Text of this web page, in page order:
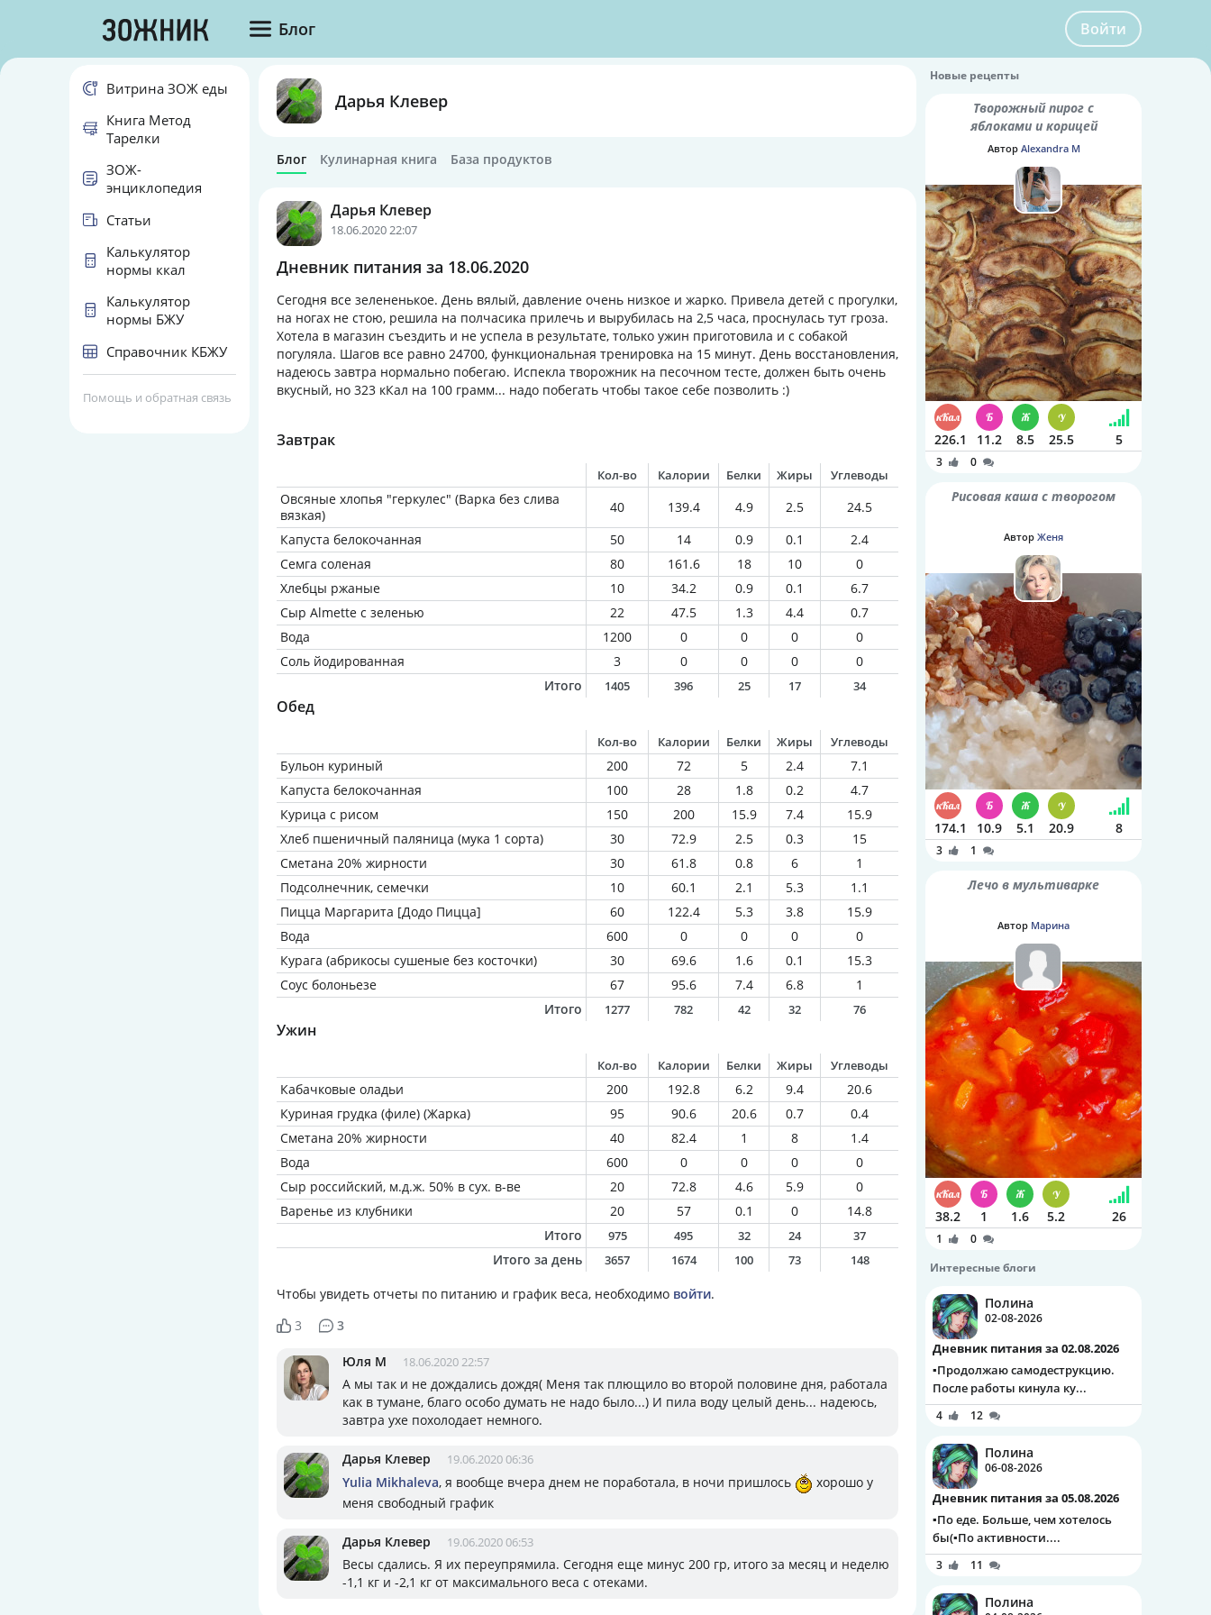
Блог Войти
Дарья Клевер
Блог Кулинарная книга База продуктов
Дарья Клевер
18.06.2020 22:07
Дневник питания за 18.06.2020
Сегодня все зелененькое. День вялый, давление очень низкое и жарко. Привела детей с прогулки,
на ногах не стою, решила на полчасика прилечь и вырубилась на 2,5 часа, проснулась тут гроза.
Хотела в магазин съездить и не успела в результате, только ужин приготовила и с собакой
погуляла. Шагов все равно 24700, функциональная тренировка на 15 минут. День восстановления,
надеюсь завтра нормально побегаю. Испекла творожник на песочном тесте, должен быть очень
вкусный, но 323 кКал на 100 грамм... надо побегать чтобы такое себе позволить :)
Завтрак
Кол-во Калории Белки Жиры Углеводы
Овсяные хлопья "геркулес" (Варка без слива
вязкая)
40 139.4 4.9 2.5
24.5
Капуста белокочанная
50 14 0.9 0.1
2.4
Семга соленая
80 161.6 18 10
0
Хлебцы ржаные
10 34.2 0.9 0.1
6.7
Сыр Almette с зеленью
22 47.5 1.3 4.4
0.7
Вода
1200 0 0 0
0
Соль йодированная
3 0 0 0
0
Итого
1405 396 25 17 34
Обед
Кол-во Калории Белки Жиры Углеводы
Бульон куриный 200 72 5 2.4
7.1
Капуста белокочанная
100 28 1.8 0.2
4.7
Курица с рисом
150 200 15.9 7.4
15.9
Хлеб пшеничный паляница (мука 1 сорта)
30 72.9 2.5 0.3
15
Сметана 20% жирности
30 61.8 0.8 6
1
Подсолнечник, семечки
10 60.1 2.1 5.3
1.1
Пицца Маргарита [Додо Пицца]
60 122.4 5.3 3.8
15.9
Вода
600 0 0 0
0
Курага (абрикосы сушеные без косточки)
30 69.6 1.6 0.1
15.3
Соус болоньезе
67 95.6 7.4 6.8
1
Итого
1277 782 42 32 76
Ужин
Кол-во Калории Белки Жиры Углеводы
Кабачковые оладьи 200 192.8 6.2 9.4
20.6
Куриная грудка (филе) (Жарка)
95 90.6 20.6 0.7
0.4
Сметана 20% жирности
40 82.4 1 8
1.4
Вода
600 0 0 0
0
Сыр российский, м.д.ж. 50% в сух. в-ве
20 72.8 4.6 5.9
0
Варенье из клубники
20 57 0.1 0
14.8
Итого
975 495 32 24 37
Итого за день 3657 1674 100 73 148
Чтобы увидеть отчеты по питанию и график веса, необходимо войти.
3
3
Юля М 18.06.2020 22:57
А мы так и не дождались дождя( Меня так плющило во второй половине дня, работала
как в тумане, благо особо думать не надо было...) И пила воду целый день... надеюсь,
завтра ухе похолодает немного.
Дарья Клевер 19.06.2020 06:36
Yulia Mikhaleva, я вообще вчера днем не поработала, в ночи пришлось
хорошо у
меня свободный график
Дарья Клевер 19.06.2020 06:53
Весы сдались. Я их переупрямила. Сегодня еще минус 200 гр, итого за месяц и неделю
-1,1 кг и -2,1 кг от максимального веса с отеками.
Витрина ЗОЖ еды
Книга Метод
Тарелки
ЗОЖ-
энциклопедия
Статьи
Калькулятор
нормы ккал
Калькулятор
нормы БЖУ
Справочник КБЖУ
Помощь и обратная связь
Новые рецепты
Творожный пирог с
яблоками и корицей
Автор Alexandra M
226.1 11.2 8.5 25.5 5
3 0
Рисовая каша с творогом
Автор Женя
174.1 10.9 5.1 20.9 8
3 1
Лечо в мультиварке
Автор Марина
38.2 1 1.6 5.2 26
1
0
Интересные блоги
Полина
02-08-2026
Дневник питания за 02.08.2026
▪️Продолжаю самодеструкцию.
После работы кинула ку...
4 12
Полина
06-08-2026
Дневник питания за 05.08.2026
▪️По еде. Больше, чем хотелось
бы(▪️По активности....
3 11
Полина